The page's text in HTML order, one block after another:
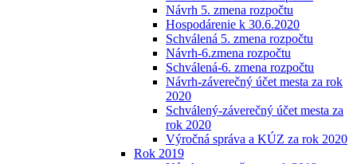
Návrh 5. zmena rozpočtu
Hospodárenie k 30.6.2020
Schválená 5. zmena rozpočtu
Návrh-6.zmena rozpočtu
Schválená-6. zmena rozpočtu
Návrh-záverečný účet mesta za rok
2020
Schválený-záverečný účet mesta za
rok 2020
Výročná správa a KÚZ za rok 2020
Rok 2019